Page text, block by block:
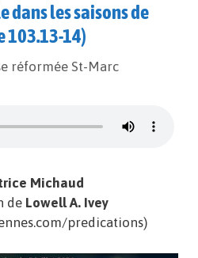
dans les saisons de
103.13-14)
réformée St-Marc
Michaud
de Lowell A. Ivey
predications)